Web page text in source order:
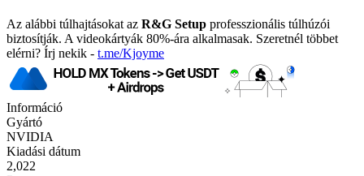
Az alábbi túlhajtásokat az R&G Setup professzionális túlhúzói
biztosítják. A videokártyák 80%-ára alkalmasak. Szeretnél többet
elérni? Írj nekik - t.me/Kjoyme
Információ
Gyártó
NVIDIA
Kiadási dátum
2,022